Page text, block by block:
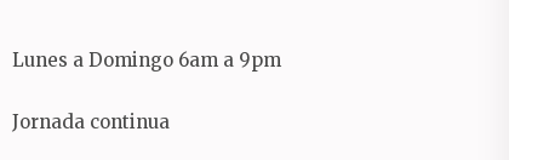
Lunes a Domingo 6am a 9pm
Jornada continua